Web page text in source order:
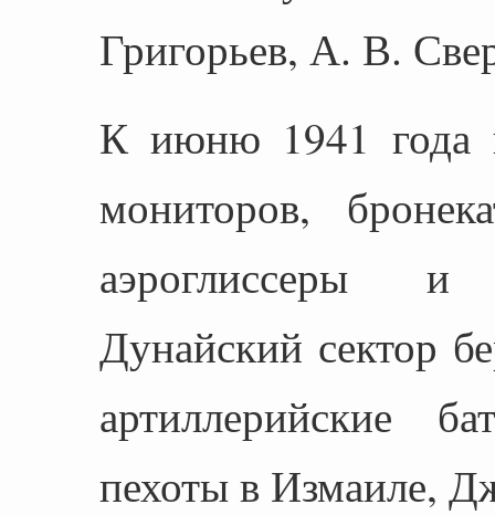
Григорьев, А. В.
К июню 1941 года
мониторов,
аэроглиссеры и
Дунайский сектор
артиллерийские
пехоты в Измаиле,